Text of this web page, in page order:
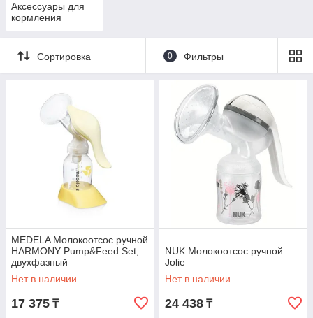
Аксессуары для
кормления
Сортировка 0 Фильтры
MEDELA Молокоотсос ручной
HARMONY Pump&Feed Set,
двухфазный
Нет в наличии
17 375 ₸
NUK Молокоотсос ручной
Jolie
Нет в наличии
24 438 ₸